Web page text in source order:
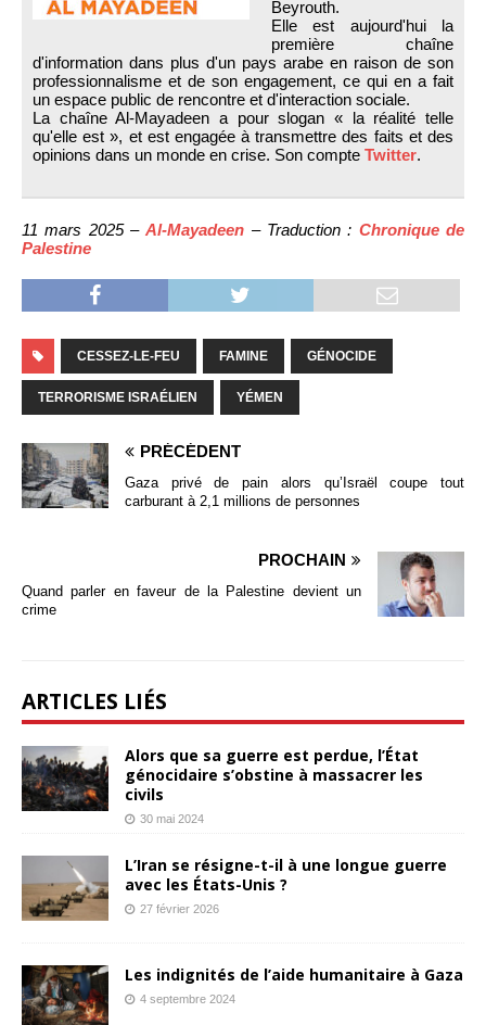
Beyrouth.
Elle est aujourd'hui la
première chaîne
d'information dans plus d'un pays arabe en raison de son
professionnalisme et de son engagement, ce qui en a fait
un espace public de rencontre et d'interaction sociale.
La chaîne Al-Mayadeen a pour slogan « la réalité telle
qu'elle est », et est engagée à transmettre des faits et des
opinions dans un monde en crise. Son compte Twitter.
11 mars 2025 –Al-Mayadeen – Traduction : Chronique de
Palestine
CESSEZ-LE-FEU FAMINE GÉNOCIDE
TERRORISME ISRAÉLIEN YÉMEN
PRÉCÉDENT
Gaza privé de pain alors qu’Israël coupe tout
carburant à 2,1 millions de personnes
PROCHAIN
Quand parler en faveur de la Palestine devient un
crime
ARTICLES LIÉS
Alors que sa guerre est perdue, l’État
génocidaire s’obstine à massacrer les
civils
30 mai 2024
L’Iran se résigne-t-il à une longue guerre
avec les États-Unis ?
27 février 2026
Les indignités de l’aide humanitaire à Gaza
4 septembre 2024